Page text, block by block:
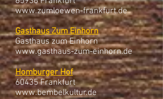
www.zumloewen-frankfurt.de
Gasthaus Zum Einhorn
Gasthaus zum Einhorn
www.gasthaus-zum-einhorn.de
Homburger Hof
60435 Frankfurt
www.bembelkultur.de